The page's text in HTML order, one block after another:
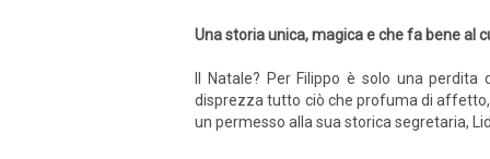
Una storia unica, magica e che fa bene al
Il Natale? Per Filippo è solo una
disprezza tutto ciò che profuma di
un permesso alla sua storica segretaria,